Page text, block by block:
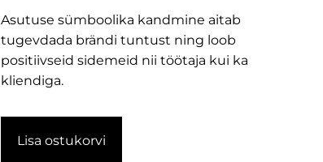
Asutuse sümboolika kandmine aitab
tugevdada brändi tuntust ning loob
positiivseid sidemeid nii töötaja kui ka
kliendiga.
Lisa ostukorvi